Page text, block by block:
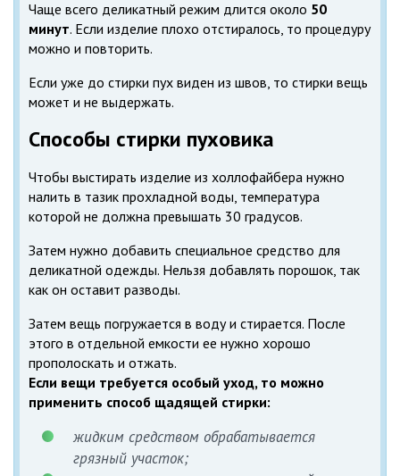
Чаще всего деликатный режим длится около 50
минут. Если изделие плохо отстиралось, то процедуру
можно и повторить.
Если уже до стирки пух виден из швов, то стирки вещь
может и не выдержать.
Способы стирки пуховика
Чтобы выстирать изделие из холлофайбера нужно
налить в тазик прохладной воды, температура
которой не должна превышать 30 градусов.
Затем нужно добавить специальное средство для
деликатной одежды. Нельзя добавлять порошок, так
как он оставит разводы.
Затем вещь погружается в воду и стирается. После
этого в отдельной емкости ее нужно хорошо
прополоскать и отжать.
Если вещи требуется особый уход, то можно
применить способ щадящей стирки:
жидким средством обрабатывается
грязный участок;